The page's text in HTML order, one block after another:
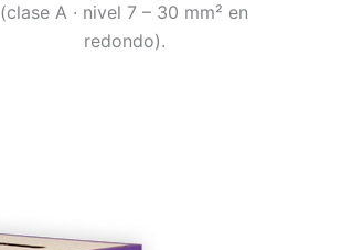
(clase A · nivel 7 – 30 mm² en
redondo).